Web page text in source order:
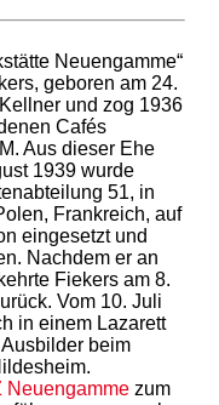
Neuengamme“
geboren am 24.
und zog 1936
Cafés
Aus dieser Ehe
1939 wurde
51, in
Frankreich, auf
eingesetzt und
Nachdem er an
Fiekers am 8.
Vom 10. Juli
in einem Lazarett
beim
Neuengamme zum